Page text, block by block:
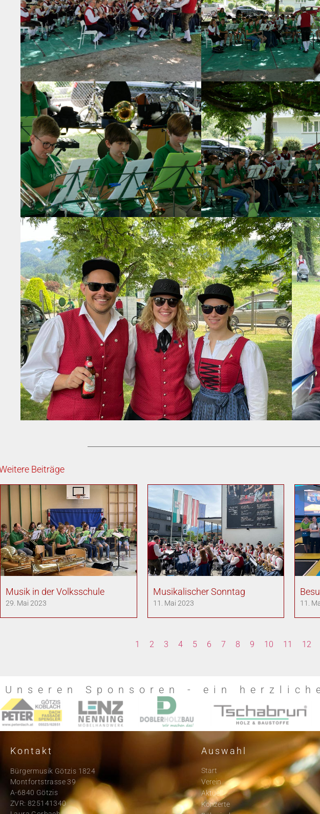
Weitere Beiträge
Musik in der Volksschule
29. Mai 2023
Musikalischer Sonntag
11. Mai 2023 11.
1 2 3 4 5 6 7 8 9 10 11 12
Unseren Sponsoren - ein
Kontakt
Bürgermusik Götzis 1824
Montfortstrasse 39
A-6840 Götzis
ZVR: 825141340
Auswahl
Start
Verein
Aktuell
Konzerte